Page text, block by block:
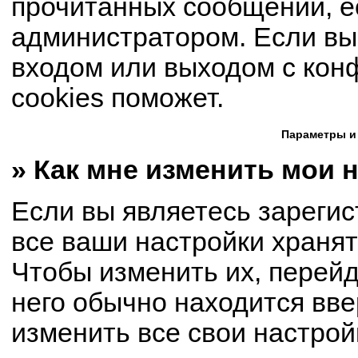
прочитанных сообщений,
администратором. Если
входом или выходом с
cookies поможет.
Параметры и
» Как мне изменить мои
Если вы являетесь
все ваши настройки
Чтобы изменить их,
него обычно находится
изменить все свои